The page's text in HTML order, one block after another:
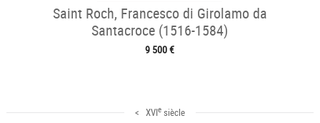
Saint Roch, Francesco di Girolamo da
Santacroce (1516-1584)
9 500 €
< XVIesiècle